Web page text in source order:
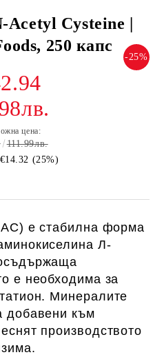
Cysteine |
250 капс
-25%
цена:
111.99лв.
€14.32 (25%)
е стабилна форма
Л-
е необходима за
Минералите
добавени към
производството